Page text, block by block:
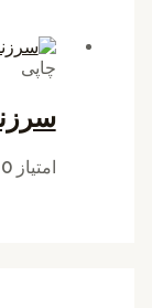
چاپی
امتیاز0از 5